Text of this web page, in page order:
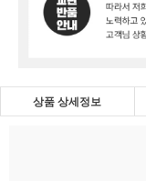
상품 상세정보